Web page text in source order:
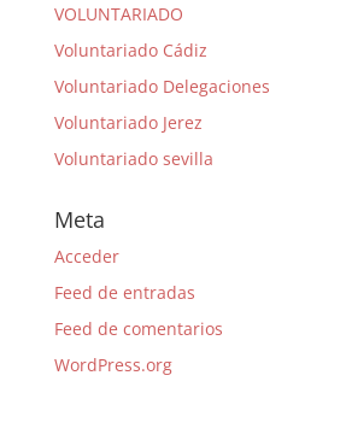
VOLUNTARIADO
Voluntariado Cádiz
Voluntariado Delegaciones
Voluntariado Jerez
Voluntariado sevilla
Meta
Acceder
Feed de entradas
Feed de comentarios
WordPress.org